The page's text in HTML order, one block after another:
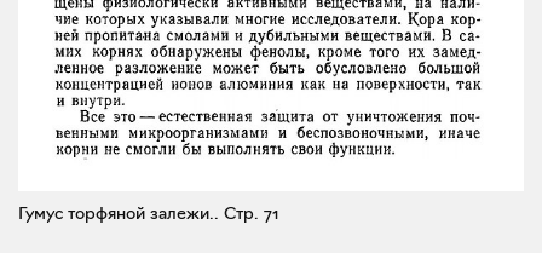
Гумус торфяной залежи.. Стр. 71